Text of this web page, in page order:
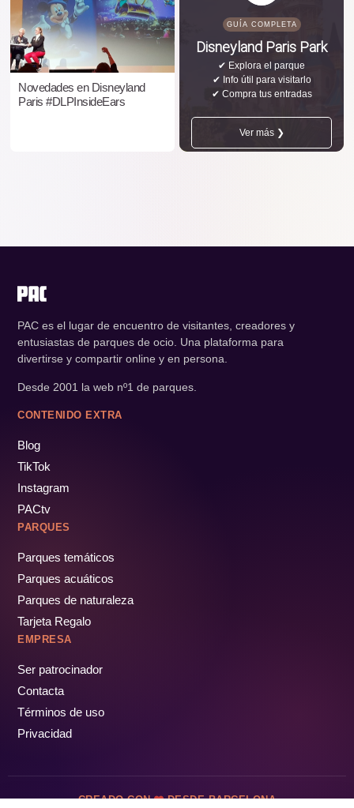
Novedades en Disneyland
Paris #DLPInsideEars
GUÍA COMPLETA
Disneyland Paris Park
✔ Explora el parque
✔ Info útil para visitarlo
✔ Compra tus entradas
Ver más ❯
PAC es el lugar de encuentro de visitantes, creadores y
entusiastas de parques de ocio. Una plataforma para
divertirse y compartir online y en persona.
Desde 2001 la web nº1 de parques.
CONTENIDO EXTRA
Blog
TikTok
Instagram
PACtv
PARQUES
Parques temáticos
Parques acuáticos
Parques de naturaleza
Tarjeta Regalo
EMPRESA
Ser patrocinador
Contacta
Términos de uso
Privacidad
CREADO CON DESDE BARCELONA